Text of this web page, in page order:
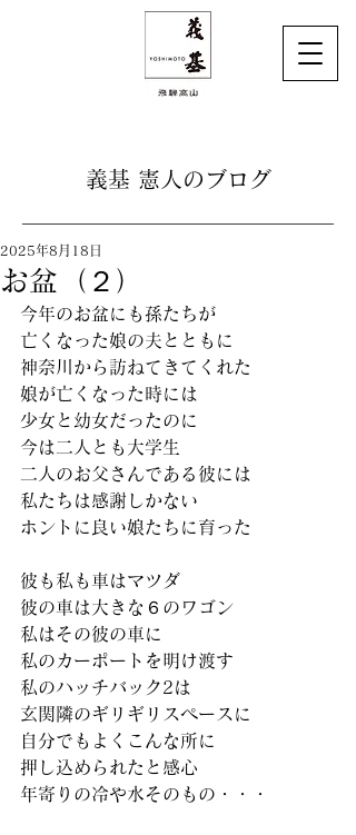
義基 憲人のブログ
お盆（２）
2025年8月18日
今年のお盆にも孫たちが
亡くなった娘の夫とともに
神奈川から訪ねてきてくれた
娘が亡くなった時には
少女と幼女だったのに
今は二人とも大学生
二人のお父さんである彼には
私たちは感謝しかない
ホントに良い娘たちに育った
彼も私も車はマツダ
彼の車は大きな６のワゴン
私はその彼の車に
私のカーポートを明け渡す
私のハッチバック2は
玄関隣のギリギリスペースに
自分でもよくこんな所に
押し込められたと感心
年寄りの冷や水そのもの・・・